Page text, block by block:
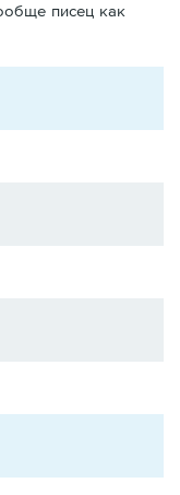
писец как